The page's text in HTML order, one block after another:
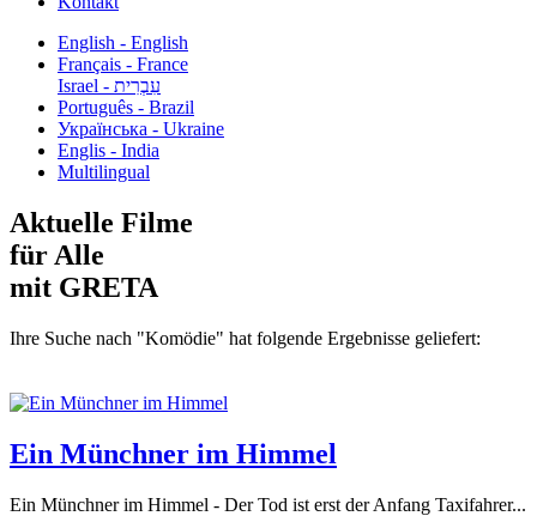
English - English
Français - France
עִבְרִית - Israel
Português - Brazil
Українська - Ukraine
Englis - India
Multilingual
Aktuelle Filme
für Alle
mit GRETA
Ihre Suche nach "Komödie" hat folgende Ergebnisse geliefert:
Ein Münchner im Himmel
Ein Münchner im Himmel - Der Tod ist erst der Anfang Taxifahrer...